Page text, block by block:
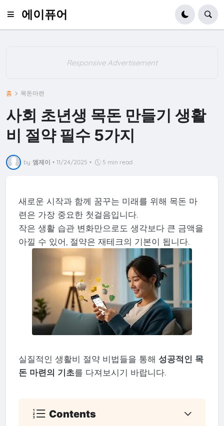
에이퓨어
Responsive Advertisement
홈 목돈마련
사회 초년생 목돈 만들기 생활
비 절약 필수 5가지
by 엠제이 • 11/24/2025 • 5 min read
새로운 시작과 함께 꿈꾸는 미래를 위해 목돈 마
련은 가장 중요한 첫걸음입니다.
작은 생활 습관 변화만으로도 생각보다 큰 금액을
아낄 수 있어, 절약은 재테크의 기본이 됩니다.
실질적인 생활비 절약 비법들을 통해 성공적인 목
돈 마련의 기초를 다져보시기 바랍니다.
Contents